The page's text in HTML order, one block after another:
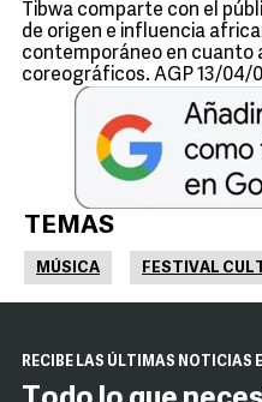
Tibwa comparte con el
de origen e influencia
contemporáneo en cuanto
coreográficos. AGP 13/04/
TEMAS
MÚSICA FESTIVAL
RECIBE LAS ÚLTIMAS NOTICIAS